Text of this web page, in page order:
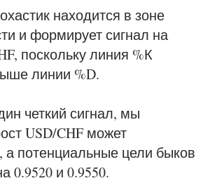
находится в зоне
и формирует сигнал на
поскольку линия %К
линии %D.
четкий сигнал, мы
USD/CHF может
а потенциальные цели быков
0.9520 и 0.9550.